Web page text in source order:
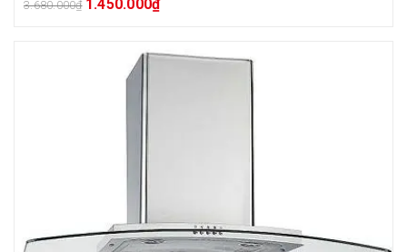
3.680.000₫ 1.450.000₫